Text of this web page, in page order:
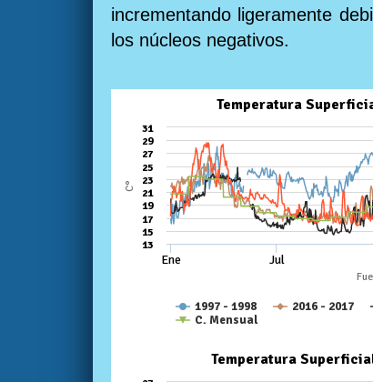
incrementando ligeramente
los núcleos negativos.